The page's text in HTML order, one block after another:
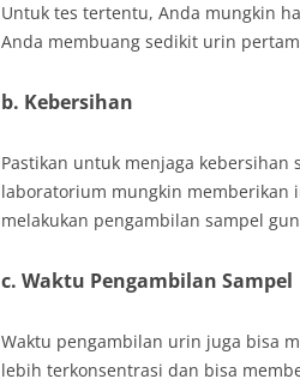
Untuk tes tertentu, Anda mungkin
Anda membuang sedikit urin
b. Kebersihan
Pastikan untuk menjaga
laboratorium mungkin memberikan
melakukan pengambilan sampel
c. Waktu Pengambilan Sampel
Waktu pengambilan urin juga bisa
lebih terkonsentrasi dan bisa